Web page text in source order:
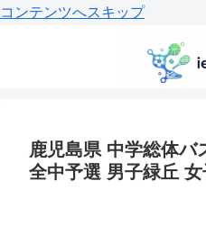
コンテンツへスキップ
鹿児島県 中学総体バ
全中予選 男子緑丘